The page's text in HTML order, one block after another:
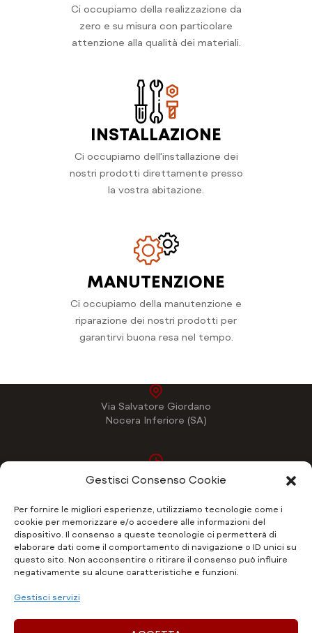
Gestisci Consenso Cookie
Per fornire le migliori esperienze, utilizziamo tecnologie come i
cookie per memorizzare e/o accedere alle informazioni del
dispositivo. Il consenso a queste tecnologie ci permetterà di
elaborare dati come il comportamento di navigazione o ID unici su
questo sito. Non acconsentire o ritirare il consenso può influire
negativamente su alcune caratteristiche e funzioni.
Gestisci servizi
Ci occupiamo della realizzazione da
zero e su misura con particolare
attenzione alla qualità dei materiali.
INSTALLAZIONE
Ci occupiamo dell'installazione dei
nostri prodotti direttamente presso
la vostra abitazione.
MANUTENZIONE
Ci occupiamo della manutenzione e
riparazione dei nostri prodotti per
garantirvi buona resa nel tempo.
Via Salvatore Giordano
Nocera Inferiore (SA)
Lun - Ven
Email:
ralflex@libero.it